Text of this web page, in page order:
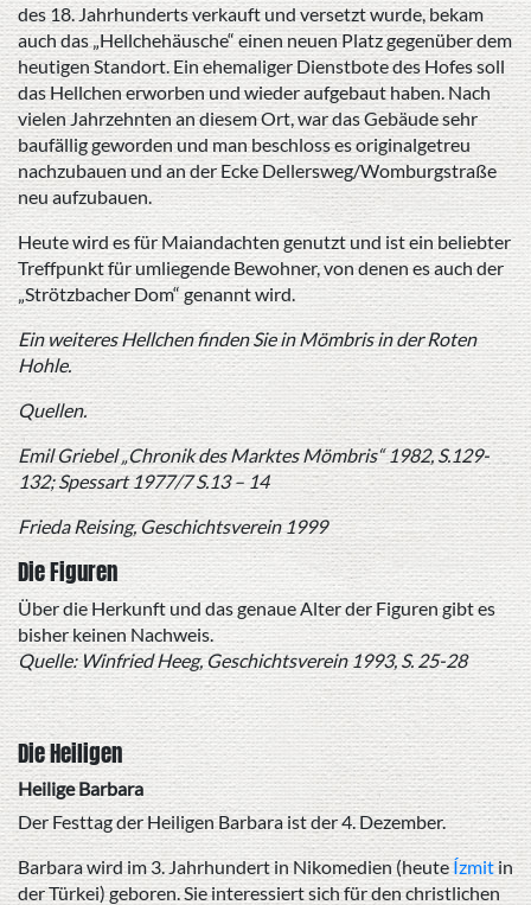
des 18. Jahrhunderts verkauft und versetzt wurde, bekam
auch das „Hellchehäusche“ einen neuen Platz gegenüber dem
heutigen Standort. Ein ehemaliger Dienstbote des Hofes soll
das Hellchen erworben und wieder aufgebaut haben. Nach
vielen Jahrzehnten an diesem Ort, war das Gebäude sehr
baufällig geworden und man beschloss es originalgetreu
nachzubauen und an der Ecke Dellersweg/Womburgstraße
neu aufzubauen.
Heute wird es für Maiandachten genutzt und ist ein beliebter
Treffpunkt für umliegende Bewohner, von denen es auch der
„Strötzbacher Dom“ genannt wird.
Ein weiteres Hellchen finden Sie in Mömbris in der Roten
Hohle.
Quellen.
Emil Griebel „Chronik des Marktes Mömbris“ 1982, S.129-
132; Spessart 1977/7 S.13 – 14
Frieda Reising, Geschichtsverein 1999
Die Figuren
Über die Herkunft und das genaue Alter der Figuren gibt es
bisher keinen Nachweis.
Quelle: Winfried Heeg, Geschichtsverein 1993, S. 25-28
Die Heiligen
Heilige Barbara
Der Festtag der Heiligen Barbara ist der 4. Dezember.
Barbara wird im 3. Jahrhundert in Nikomedien (heuteÍzmitin
der Türkei) geboren. Sie interessiert sich für den christlichen